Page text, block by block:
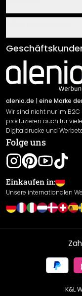
Über uns
Klebe- und
Newsletter An-/
AGB
Impressum
Versand &
Rücksendung
Widerrufsrecht
Gewährleistung
Cookie
alenio.de | eine Marke
Wir sind nicht nur im
produzieren auch für
Digitaldrucke und
Folge uns
Einkaufen in:
Unsere internationalen
K&L